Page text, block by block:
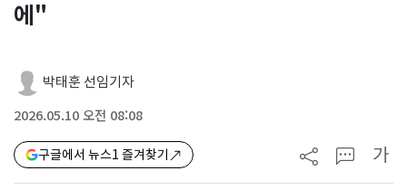
에"
박태훈 선임기자
2026.05.10 오전 08:08
구글에서 뉴스1 즐겨찾기 가